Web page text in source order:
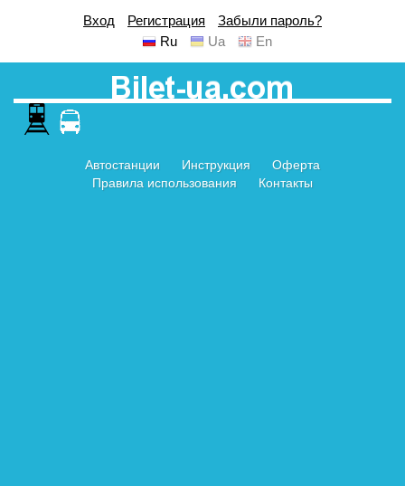
Вход Регистрация
Забыли пароль?
Ru
Ua En
Автостанции Инструкция
Оферта
Правила использования
Контакты